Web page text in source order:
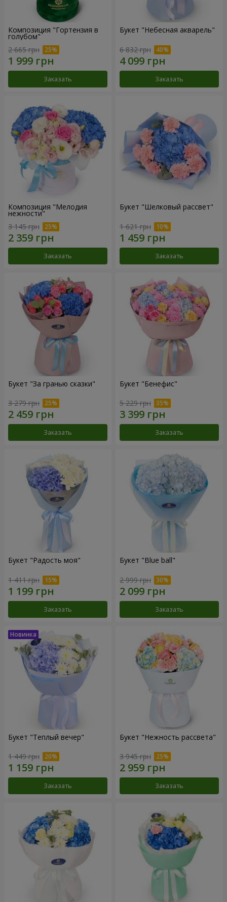
Композиция "Гортензия в
голубом"
2 665 грн
Заказать
Букет "Небесная акварель"
6 832 грн
Заказать
Композиция "Мелодия
нежности"
3 145 грн
Заказать
Букет "Шелковый рассвет"
1 621 грн
Заказать
Букет "За гранью сказки"
3 279 грн
Заказать
Букет "Бенефис"
5 229 грн
Заказать
Букет "Радость моя"
1 411 грн
Заказать
Букет "Blue ball"
2 999 грн
Заказать
Букет "Теплый вечер"
1 449 грн
Заказать
Букет "Нежность рассвета"
3 945 грн
Заказать